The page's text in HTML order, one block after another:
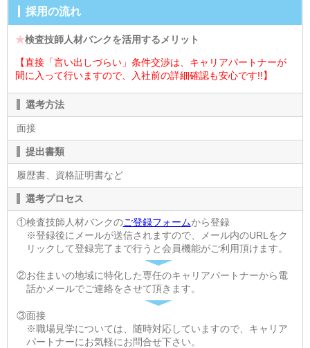
採用の流れ
★検査技師人材バンクを活用するメリット
【直接「言い出しづらい」条件交渉は、キャリアパートナーが
間に入って行いますので、入社前の詳細確認も安心です!!】
選考方法
面接
提出書類
履歴書、資格証明書など
選考プロセス
①検査技師人材バンクのご登録フォームから登録
※登録後にメールが送信されますので、メール内のURLをク
リックして登録完了まで行うと会員機能がご利用頂けます。
②お住まいの地域に特化した専任のキャリアパートナーから電
話かメールでご連絡をさせて頂きます。
③面接
※職場見学については、随時対応していますので、キャリア
パートナーにお気軽にお問合せ下さい。